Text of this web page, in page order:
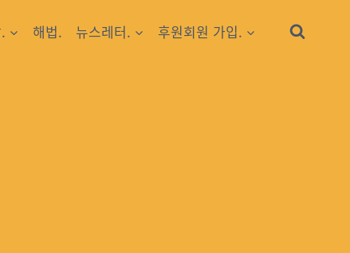
해법. 뉴스레터. 후원회원 가입.